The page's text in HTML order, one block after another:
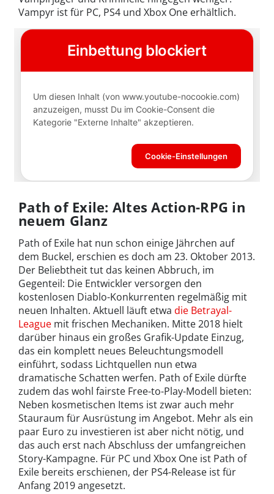
Vampyr ist für PC, PS4 und Xbox One erhältlich.
Path of Exile: Altes Action-RPG in
neuem Glanz
Path of Exile hat nun schon einige Jährchen auf
dem Buckel, erschien es doch am 23. Oktober 2013.
Der Beliebtheit tut das keinen Abbruch, im
Gegenteil: Die Entwickler versorgen den
kostenlosen Diablo-Konkurrenten regelmäßig mit
neuen Inhalten. Aktuell läuft etwa die Betrayal-
League mit frischen Mechaniken. Mitte 2018 hielt
darüber hinaus ein großes Grafik-Update Einzug,
das ein komplett neues Beleuchtungsmodell
einführt, sodass Lichtquellen nun etwa
dramatische Schatten werfen. Path of Exile dürfte
zudem das wohl fairste Free-to-Play-Modell bieten:
Neben kosmetischen Items ist zwar auch mehr
Stauraum für Ausrüstung im Angebot. Mehr als ein
paar Euro zu investieren ist aber nicht nötig, und
das auch erst nach Abschluss der umfangreichen
Story-Kampagne. Für PC und Xbox One ist Path of
Exile bereits erschienen, der PS4-Release ist für
Anfang 2019 angesetzt.